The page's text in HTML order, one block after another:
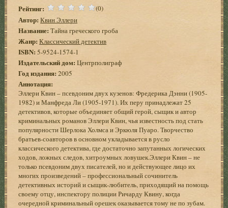
Рейтинг: (0)
Автор: Квин Эллери
Название: Тайна греческого гроба
Жанр: Классический детектив
ISBN: 5-9524-1574-1
Издательский дом: Центрполиграф
Год издания:2005
Аннотация:
Эллери Квин – псевдоним двух кузенов: Фредерика Дэнни (1905-
1982) и Манфреда Ли (1905-1971). Их перу принадлежат 25
детективов, которые объединяет общий герой, сыщик и автор
криминальных романов Эллери Квин, чья известность под стать
популярности Шерлока Холмса и Эркюля Пуаро. Творчество
братьев-соавторов в основном укладывается в русло
классического детектива, где достаточно запутанных логических
ходов, ложных следов, хитроумных ловушек.Эллери Квин – не
только псевдоним двух писателей, но и действующее лицо их
многих произведений – профессиональный сочинитель
детективных историй и сыщик-любитель, приходящий на помощь
своему отцу, инспектору полиции Ричарду Квину, когда
очередной криминальный орешек оказывается тому не по зубам.